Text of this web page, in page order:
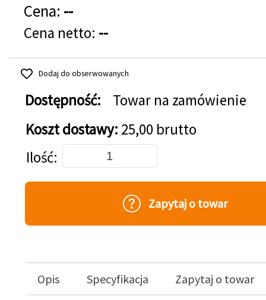
Cena: --
Cena netto: --
Dodaj do obserwowanych
Dostępność:
Towar na zamówienie
Koszt dostawy: 25,00 brutto
Dodaj do koszyka
Ilość
Zapytaj o towar
Opis Specyfikacja Zapytaj o towar